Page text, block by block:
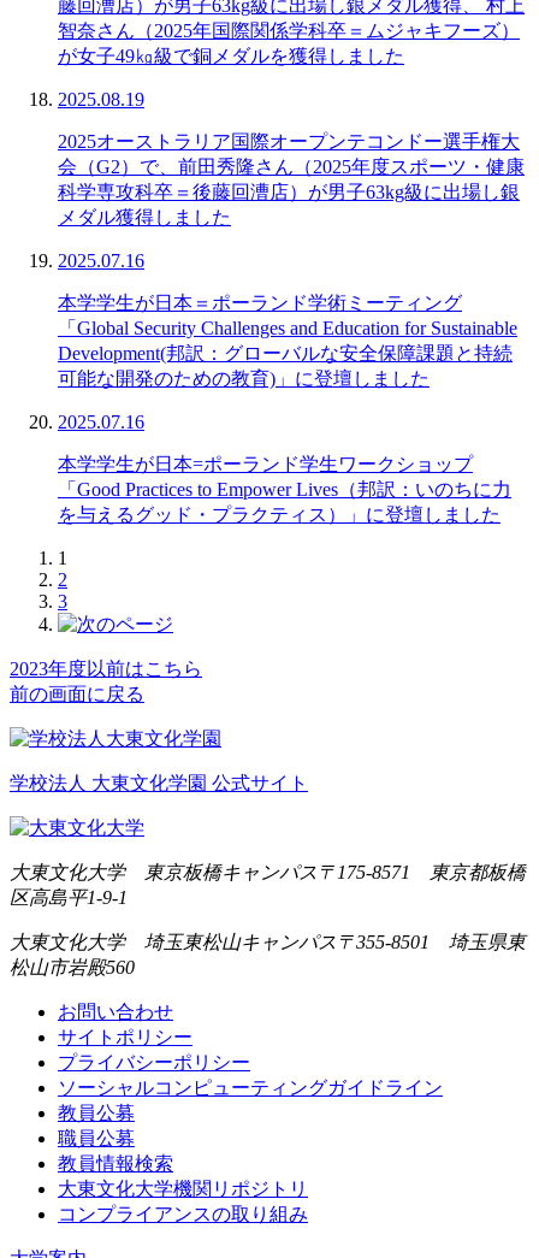
藤回漕店）が男子63kg級に出場し銀メダル獲得、 村上
智奈さん（2025年国際関係学科卒＝ムジャキフーズ）
が女子49㎏級で銅メダルを獲得しました
2025.08.19
2025オーストラリア国際オープンテコンドー選手権大
会（G2）で、前田秀隆さん（2025年度スポーツ・健康
科学専攻科卒＝後藤回漕店）が男子63kg級に出場し銀
メダル獲得しました
2025.07.16
本学学生が日本＝ポーランド学術ミーティング
「Global Security Challenges and Education for Sustainable
Development(邦訳：グローバルな安全保障課題と持続
可能な開発のための教育)」に登壇しました
2025.07.16
本学学生が日本=ポーランド学生ワークショップ
「Good Practices to Empower Lives（邦訳：いのちに力
を与えるグッド・プラクティス）」に登壇しました
1
2
3
2023年度以前はこちら
前の画面に戻る
学校法人 大東文化学園 公式サイト
大東文化大学 東京板橋キャンパス 〒175-8571 東京都板橋
区高島平1-9-1
大東文化大学 埼玉東松山キャンパス 〒355-8501 埼玉県東
松山市岩殿560
お問い合わせ
サイトポリシー
プライバシーポリシー
ソーシャルコンピューティングガイドライン
教員公募
職員公募
教員情報検索
大東文化大学機関リポジトリ
コンプライアンスの取り組み